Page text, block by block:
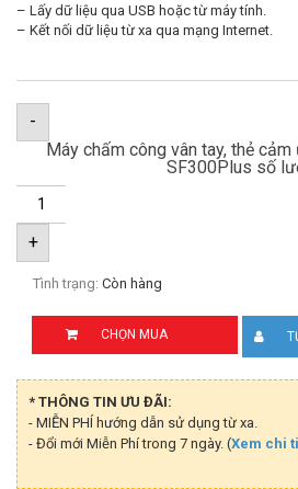
– Lấy dữ liệu qua USB hoặc từ máy tính.
– Kết nối dữ liệu từ xa qua mạng Internet.
-
Máy chấm công vân tay, thẻ
SF300Plus số
+
Tình trạng: Còn hàng
CHỌN MUA
* THÔNG TIN ƯU ĐÃI:
- MIỄN PHÍ hướng dẫn sử dụng từ xa.
- Đổi mới Miễn Phí trong 7 ngày. (Xem chi